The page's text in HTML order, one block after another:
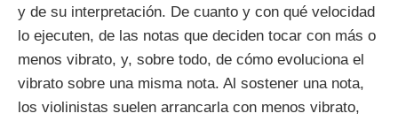
y de su interpretación. De cuanto y con qué velocidad
lo ejecuten, de las notas que deciden tocar con más o
menos vibrato, y, sobre todo, de cómo evoluciona el
vibrato sobre una misma nota. Al sostener una nota,
los violinistas suelen arrancarla con menos vibrato,